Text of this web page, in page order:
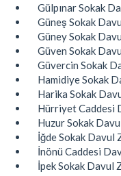
Gülpınar Sokak
Güneş Sokak
Güney Sokak
Güven Sokak
Güvercin Sokak
Hamidiye Sokak
Harika Sokak
Hürriyet Caddesi
Huzur Sokak
İğde Sokak Davul
İnönü Caddesi
İpek Sokak Davul